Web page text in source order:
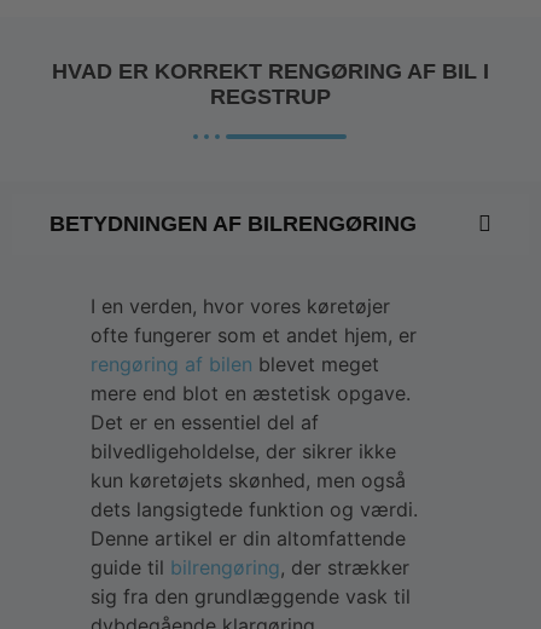
HVAD ER KORREKT RENGØRING AF BIL I
REGSTRUP
BETYDNINGEN AF BILRENGØRING
I en verden, hvor vores køretøjer
ofte fungerer som et andet hjem, er
rengøring af bilen blevet meget
mere end blot en æstetisk opgave.
Det er en essentiel del af
bilvedligeholdelse, der sikrer ikke
kun køretøjets skønhed, men også
dets langsigtede funktion og værdi.
Denne artikel er din altomfattende
guide til bilrengøring, der strækker
sig fra den grundlæggende vask til